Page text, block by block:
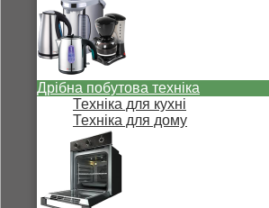
Дрібна побутова техніка
Техніка для кухні
Техніка для дому